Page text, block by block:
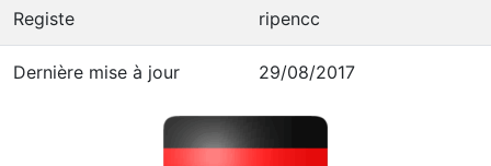
Registe ripencc
Dernière mise à jour 29/08/2017